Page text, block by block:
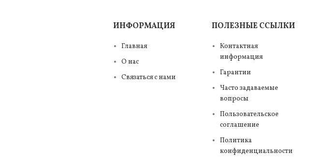
ИНФОРМАЦИЯ
Главная
О нас
Связаться с нами
ПОЛЕЗНЫЕ ССЫЛКИ
Контактная
информация
Гарантии
Часто задаваемые
вопросы
Пользовательское
соглашение
Политика
конфиденциальности